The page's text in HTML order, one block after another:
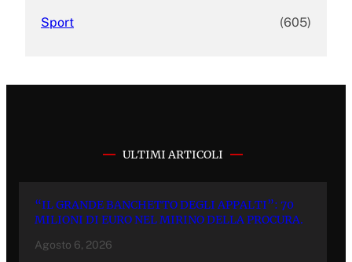
Sport (605)
ULTIMI ARTICOLI
“IL GRANDE BANCHETTO DEGLI APPALTI”: 70
MILIONI DI EURO NEL MIRINO DELLA PROCURA.
Agosto 6, 2026